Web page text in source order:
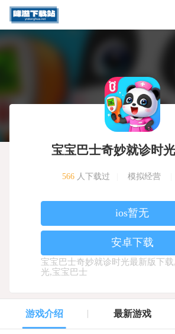
宝宝巴士奇妙就诊时
566人下载过 模拟经营
ios暂无
安卓下载
宝宝巴士奇妙就诊时光最新版下
光,宝宝巴士
游戏介绍 最新游戏